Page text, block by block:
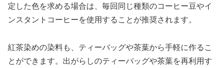
定した色を求める場合は、毎回同じ種類のコーヒー豆やイ
ンスタントコーヒーを使用することが推奨されます。
紅茶染めの染料も、ティーバッグや茶葉から手軽に作るこ
とができます。出がらしのティーバッグや茶葉を再利用す